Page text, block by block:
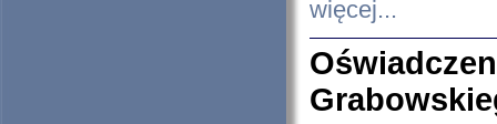
więcej...